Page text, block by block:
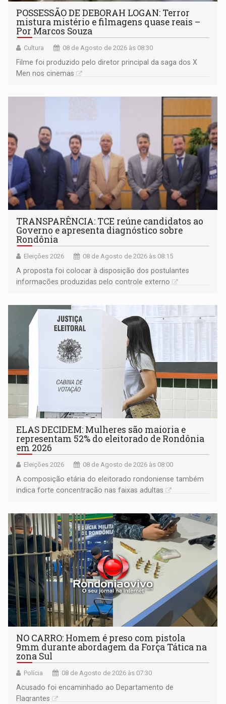
POSSESSÃO DE DEBORAH LOGAN: Terror
mistura mistério e filmagens quase reais –
Por Marcos Souza
Cultura 08 de Agosto de 2026 às 08:30
Filme foi produzido pelo diretor principal da saga dos X
Men nos cinemas
TRANSPARÊNCIA: TCE reúne candidatos ao
Governo e apresenta diagnóstico sobre
Rondônia
Eleições 2026 08 de Agosto de 2026 às 08:15
A proposta foi colocar à disposição dos postulantes
informações produzidas pelo controle externo
ELAS DECIDEM: Mulheres são maioria e
representam 52% do eleitorado de Rondônia
em 2026
Eleições 2026 08 de Agosto de 2026 às 08:00
A composição etária do eleitorado rondoniense também
indica forte concentração nas faixas adultas
NO CARRO: Homem é preso com pistola
9mm durante abordagem da Força Tática na
zona Sul
Polícia 08 de Agosto de 2026 às 07:30
Acusado foi encaminhado ao Departamento de
Flagrantes